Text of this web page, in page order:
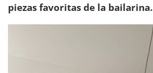
piezas favoritas de la bailarina.